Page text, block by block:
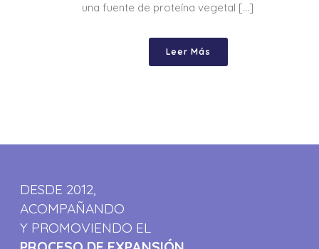
una fuente de proteína vegetal [...]
Leer Más
DESDE 2012,
ACOMPAÑANDO
Y PROMOVIENDO EL